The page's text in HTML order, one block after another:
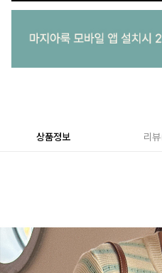
상품정보 리뷰